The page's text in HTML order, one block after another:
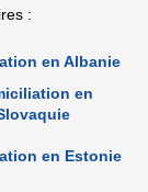
:
en Albanie
en
en Estonie